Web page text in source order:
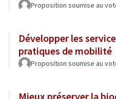
Proposition soumise au
Développer les
pratiques de mobilité
Proposition soumise au
Mieux préserver la